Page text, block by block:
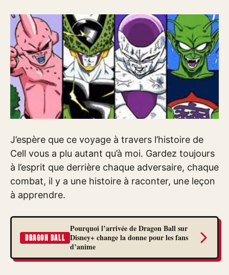
J’espère que ce voyage à travers l’histoire de
Cell vous a plu autant qu’à moi. Gardez toujours
à l’esprit que derrière chaque adversaire, chaque
combat, il y a une histoire à raconter, une leçon
à apprendre.
DRAGON BALL
Pourquoi l’arrivée de Dragon Ball sur
Disney+ change la donne pour les fans
d’anime